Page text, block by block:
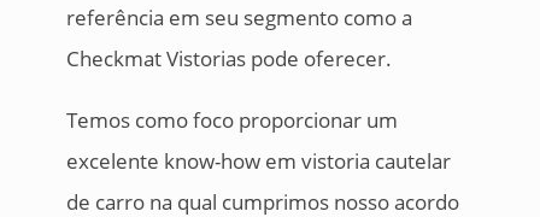
referência em seu segmento como a
Checkmat Vistorias pode oferecer.
Temos como foco proporcionar um
excelente know-how em vistoria cautelar
de carro na qual cumprimos nosso acordo